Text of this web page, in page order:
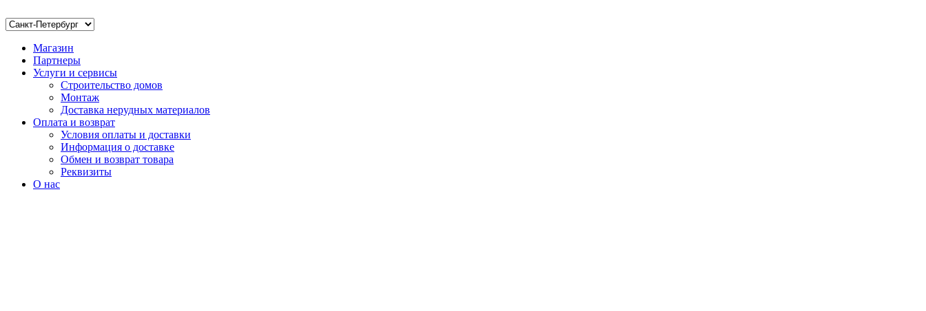
Магазин
Партнеры
Услуги и сервисы
Строительство домов
Монтаж
Доставка нерудных материалов
Оплата и возврат
Условия оплаты и доставки
Информация о доставке
Обмен и возврат товара
Реквизиты
О нас